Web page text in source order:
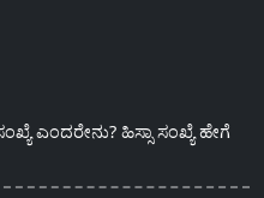
ಎಂದರೇನು? ಹಿಸ್ಸಾ ಸಂಖ್ಯೆ ಹೇಗೆ